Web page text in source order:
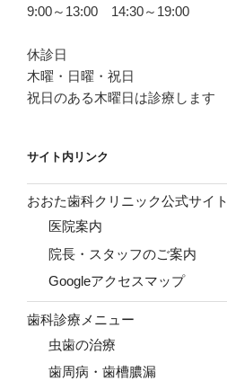
9:00～13:00 14:30～19:00
休診日
木曜・日曜・祝日
祝日のある木曜日は診療します
サイト内リンク
おおた歯科クリニック公式サイト
医院案内
院長・スタッフのご案内
Googleアクセスマップ
歯科診療メニュー
虫歯の治療
歯周病・歯槽膿漏